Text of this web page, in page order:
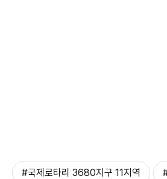
#국제로타리 3680지구 11지역